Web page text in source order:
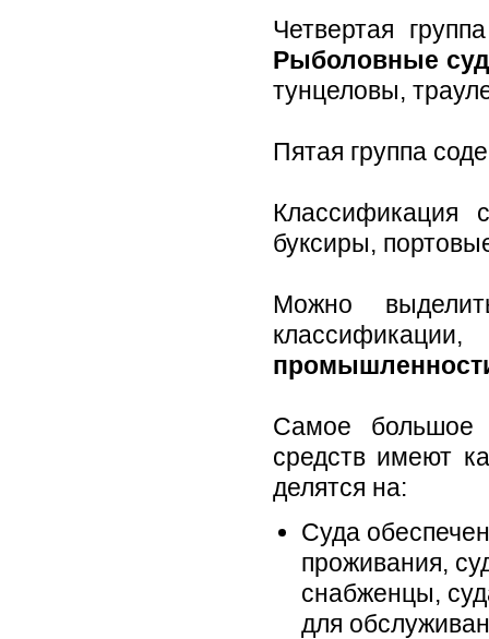
Четвертая
Рыболовные
тунцеловы,
Пятая группа
Классификация
буксиры,
Можно
Самое большое
средств имеют
делятся на:
Суда
проживания,
снабженцы,
для